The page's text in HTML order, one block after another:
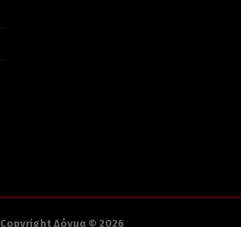
Copyright Δόγμα © 2026